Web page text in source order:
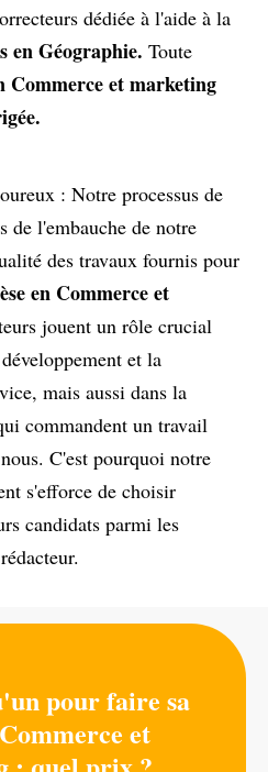
dédiée à l'aide à la
en Géographie. Toute
Commerce et marketing
: Notre processus de
de l'embauche de notre
des travaux fournis pour
en Commerce et
jouent un rôle crucial
et la
mais aussi dans la
commandent un travail
C'est pourquoi notre
s'efforce de choisir
candidats parmi les
pour faire sa
et